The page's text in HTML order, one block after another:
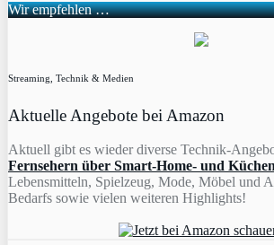
Wir empfehlen …
Streaming, Technik & Medien
Aktuelle Angebote bei Amazon
Aktuell gibt es wieder diverse Technik-
Fernsehern über Smart-Home- und
Lebensmitteln, Spielzeug, Mode, Möbel und
Bedarfs sowie vielen weiteren Highlights!